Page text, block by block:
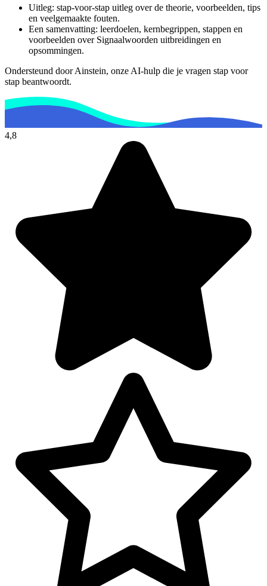
Uitleg: stap-voor-stap uitleg over de theorie, voorbeelden, tips
en veelgemaakte fouten.
Een samenvatting: leerdoelen, kernbegrippen, stappen en
voorbeelden over Signaalwoorden uitbreidingen en
opsommingen.
Ondersteund door Ainstein, onze AI-hulp die je vragen stap voor
stap beantwoordt.
4,8